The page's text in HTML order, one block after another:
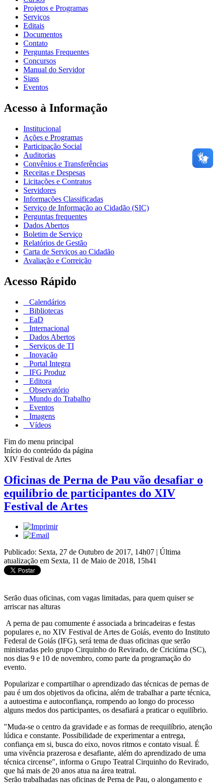
Projetos e Programas
Serviços
Editais
Documentos
Contato
Perguntas Frequentes
Concursos
Manual do Servidor
Siass
Eventos
Acesso à Informação
Institucional
Ações e Programas
Participação Social
Auditorias
Convênios e Transferências
Receitas e Despesas
Licitações e Contratos
Servidores
Informações Classificadas
Serviço de Informação ao Cidadão (SIC)
Perguntas frequentes
Dados Abertos
Boletim de Serviço
Relatórios de Gestão
Carta de Serviços ao Cidadão
Avaliação e Correição
Acesso Rápido
Calendários
Bibliotecas
EaD
Internacional
Dados Abertos
Serviços de TI
Inovação
Portal Integra
IFG Produz
Editora
Observatório
Mundo do Trabalho
Eventos
Imagens
Vídeos
Fim do menu principal
Início do conteúdo da página
XIV Festival de Artes
Oficinas de Perna de Pau vão desafiar o
equilíbrio de participantes do XIV
Festival de Artes
Publicado: Sexta, 27 de Outubro de 2017, 14h07 | Última
atualização em Sexta, 11 de Maio de 2018, 15h41
Serão duas oficinas, com vagas limitadas, para quem quiser se
arriscar nas alturas
A perna de pau comumente é associada a brincadeiras e festas
populares e, no XIV Festival de Artes de Goiás, evento do Instituto
Federal de Goiás (IFG), será tema de duas oficinas que serão
ministradas pelo grupo Cirquinho do Revirado, de Criciúma (SC),
nos dias 9 e 10 de novembro, como parte da programação do
evento.
Popularizar e compartilhar o aprendizado das técnicas de pernas de
pau é um dos objetivos da oficina, além de trabalhar a parte técnica,
a autoestima e autoconfiança, rompendo ao longo do processo
alguns medos dos participantes, os desafiará a praticar o equilíbrio.
"Muda-se o centro da gravidade e as formas de reequilíbrio, atenção
lúdica e constante. Possibilidade de experimentar a entrega,
confiança em si, busca do eixo, novos ritmos e contato visual. É
uma vivência prazerosa e desafiante, além do aprendizado de uma
técnica circense", informa o Grupo Teatral Cirquinho do Revirado,
que há mais de 20 anos atua na área teatral.
Serão trabalhadas nas oficinas de Perna de Pau, o alongamento e